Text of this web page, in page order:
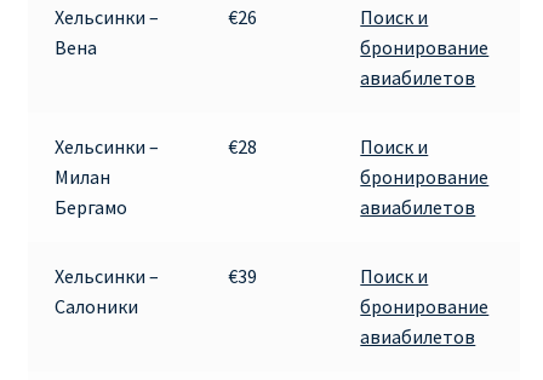
RYANAIR УКРАИНА | АВИАБИЛЕТЫ ОТ €15
Ryanair Україна из Киева, Одессы, Львова, Харькова,
RYANAIR.COM НА РУССКОМ – кнфтфшкюсщь
АВИАБИЛЕТЫ RYANAIR ОТ € 12
Хельсинки –
Вена
€26
Поиск и
бронирование
авиабилетов
Хельсинки –
Милан
Бергамо
€28
Поиск и
бронирование
авиабилетов
Хельсинки –
Салоники
€39
Поиск и
бронирование
авиабилетов